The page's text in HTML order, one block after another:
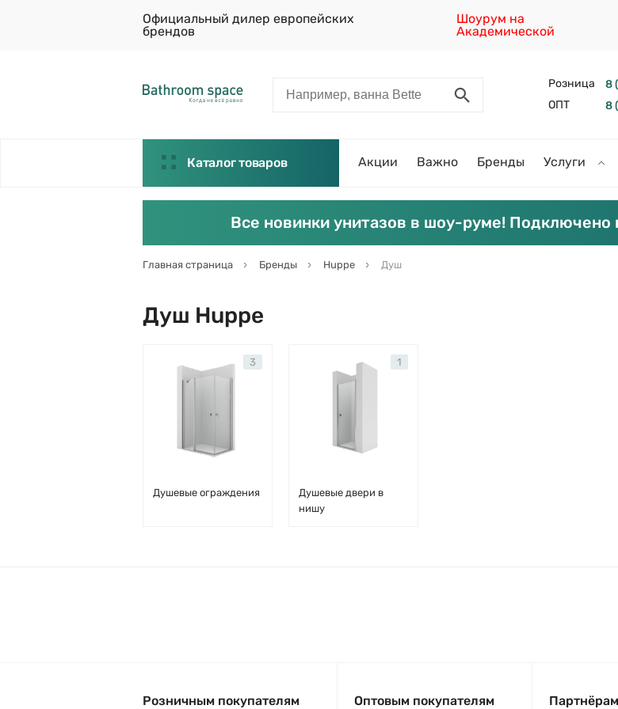
Официальный дилер европейских
брендов
Шоурум на
Академической
Розница 8
ОПТ
8
Каталог товаров Акции Важно Бренды Услуги
Все новинки унитазов в шоу-руме! Подключено
Главная страница Бренды Huppe Душ
Душ Huppe
Душевые ограждения
3
Душевые двери в
нишу
1
Розничным покупателям Оптовым покупателям Партнёрам